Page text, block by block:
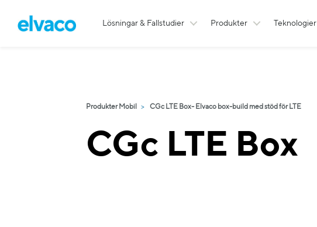
Lösningar & Fallstudier Produkter Teknologier
Produkter Mobil CGc LTE Box- Elvaco box-build med stöd för LTE
CGc LTE Box